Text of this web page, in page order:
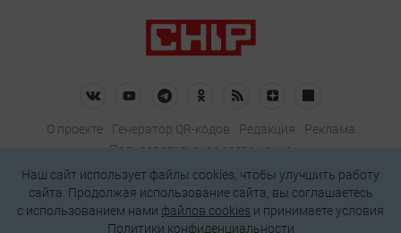
О проекте Генератор QR-кодов Редакция
Реклама
Пользовательское соглашение
Политика конфиденциальности
Подписаться на рассылку
Наш сайт использует файлы cookies, чтобы улучшить работу
сайта. Продолжая использование сайта, вы соглашаетесь
c использованием нами файлов cookies и принимаете условия
Политики конфиденциальности